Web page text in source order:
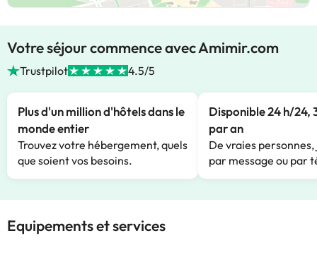
Votre séjour commence avec Amimir.com
Trustpilot 4.5/5
Plus d'un million d'hôtels dans le
monde entier
Trouvez votre hébergement, quels
que soient vos besoins.
Disponible 24 h/24,
par an
De vraies
par message ou par
Equipements et services